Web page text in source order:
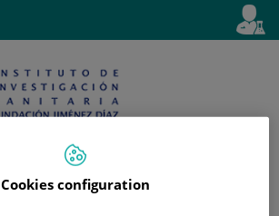
Active
en
Cookies configuration